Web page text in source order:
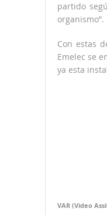
partido
organismo”.
Con estas
Emelec se
ya esta
VAR (Video